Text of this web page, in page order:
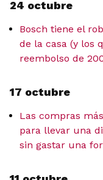
24 octubre
Bosch tiene el
de la casa (y los
reembolso de
17 octubre
Las compras
para llevar una
sin gastar una